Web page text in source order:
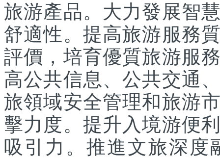
旅游產品。大力發展智
舒適性。提高旅游服務
評價，培育優質旅游服
高公共信息、公共交通
旅領域安全管理和旅游
擊力度。提升入境游便
吸引力。推進文旅深度